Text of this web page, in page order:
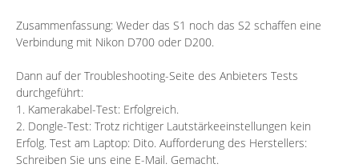
Zusammenfassung: Weder das S1 noch das S2 schaffen eine
Verbindung mit Nikon D700 oder D200.
Dann auf der Troubleshooting-Seite des Anbieters Tests
durchgeführt:
1. Kamerakabel-Test: Erfolgreich.
2. Dongle-Test: Trotz richtiger Lautstärkeeinstellungen kein
Erfolg. Test am Laptop: Dito. Aufforderung des Herstellers:
Schreiben Sie uns eine E-Mail. Gemacht.